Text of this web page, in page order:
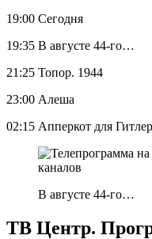
19:00 Сегодня
19:35 В августе 44-го…
21:25 Топор. 1944
23:00 Алеша
02:15 Апперкот для
В августе 44-го…
ТВ Центр.